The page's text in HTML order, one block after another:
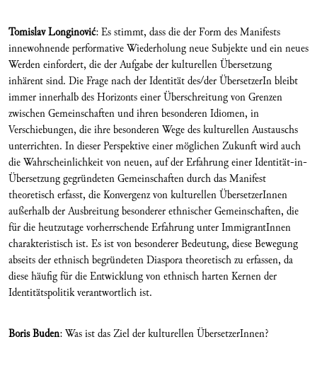
Tomislav Longinović: Es stimmt, dass die der Form des Manifests
innewohnende performative Wiederholung neue Subjekte und ein neues
Werden einfordert, die der Aufgabe der kulturellen Übersetzung
inhärent sind. Die Frage nach der Identität des/der ÜbersetzerIn bleibt
immer innerhalb des Horizonts einer Überschreitung von Grenzen
zwischen Gemeinschaften und ihren besonderen Idiomen, in
Verschiebungen, die ihre besonderen Wege des kulturellen Austauschs
unterrichten. In dieser Perspektive einer möglichen Zukunft wird auch
die Wahrscheinlichkeit von neuen, auf der Erfahrung einer Identität-in-
Übersetzung gegründeten Gemeinschaften durch das Manifest
theoretisch erfasst, die Konvergenz von kulturellen ÜbersetzerInnen
außerhalb der Ausbreitung besonderer ethnischer Gemeinschaften, die
für die heutzutage vorherrschende Erfahrung unter ImmigrantInnen
charakteristisch ist. Es ist von besonderer Bedeutung, diese Bewegung
abseits der ethnisch begründeten Diaspora theoretisch zu erfassen, da
diese häufig für die Entwicklung von ethnisch harten Kernen der
Identitätspolitik verantwortlich ist.
Boris Buden: Was ist das Ziel der kulturellen ÜbersetzerInnen?